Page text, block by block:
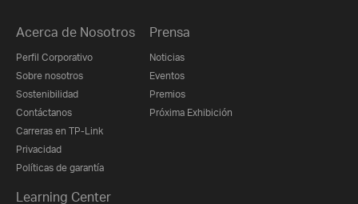
Acerca de Nosotros
Perfil Corporativo
Sobre nosotros
Sostenibilidad
Contáctanos
Carreras en TP-Link
Privacidad
Políticas de garantía
Prensa
Noticias
Eventos
Premios
Próxima Exhibición
Learning Center